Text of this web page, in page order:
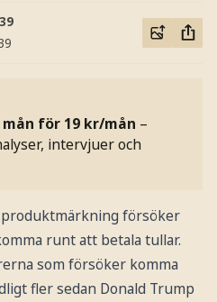
för 19 kr/mån –
intervjuer och
produktmärkning försöker
runt att betala tullar.
som försöker komma
fler sedan Donald Trump